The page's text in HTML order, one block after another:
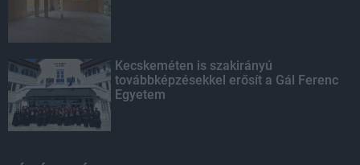
Kecskeméten is szakirányú
továbbképzésekkel erősít a Gál Ferenc
Egyetem